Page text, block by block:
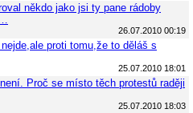
někdo jako jsi ty pane rádoby
26.07.2010 00:19
proti tomu,že to děláš s
25.07.2010 18:01
Proč se místo těch protestů raději
25.07.2010 18:03